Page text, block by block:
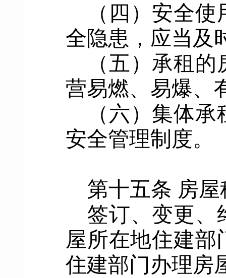
（四）安全
全隐患，应当及
（五）承租
营易燃、易爆、
（六）集体
安全管理制度。
第十五条 房
签订、变更、
屋所在地住建部
住建部门办理房